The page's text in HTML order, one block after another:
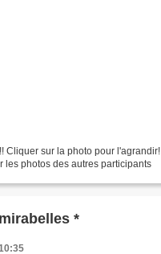
Cliquer sur la photo pour
les photos des autres participants
*